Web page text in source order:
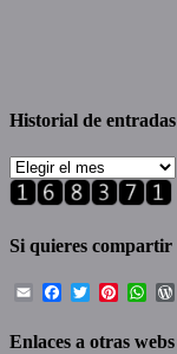
Historial de entradas
Historial
de
entradas
Si quieres compartir
EmailFacebook
TwitterPinterest
Enlaces a otras webs